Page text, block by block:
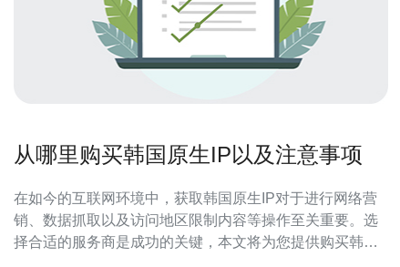
从哪里购买韩国原生IP以及注意事项
在如今的互联网环境中，获取韩国原生IP对于进行网络营
销、数据抓取以及访问地区限制内容等操作至关重要。选
择合适的服务商是成功的关键，本文将为您提供购买韩国